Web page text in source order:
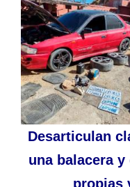
Desarticulan
una balacera
propias